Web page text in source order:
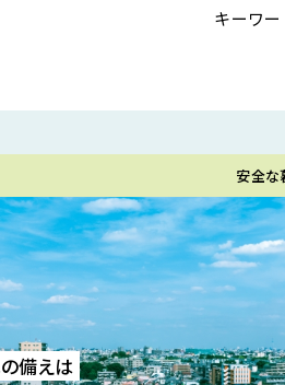
キーワ
安全な
備えは